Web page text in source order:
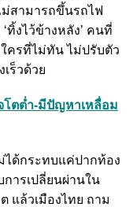
ม่สามารถขึ้นรถไฟ
ทิ้งไว้ข้างหลัง’ คนที่
ใครที่ไม่ทัน ไม่ปรับตัว
ร็วด้วย
โตต่ำ-มีปัญหาเหลื่อม
ได้กระทบแค่ปากท้อง
ารเปลี่ยนผ่านใน
แล้วเมืองไทย ถาม